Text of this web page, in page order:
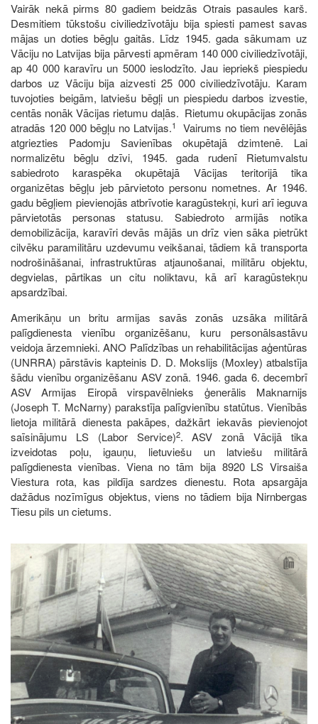
Vairāk nekā pirms 80 gadiem beidzās Otrais pasaules karš.
Desmitiem tūkstošu civiliedzīvotāju bija spiesti pamest savas
mājas un doties bēgļu gaitās. Līdz 1945. gada sākumam uz
Vāciju no Latvijas bija pārvesti apmēram 140 000 civiliedzīvotāji,
ap 40 000 karavīru un 5000 ieslodzīto. Jau iepriekš piespiedu
darbos uz Vāciju bija aizvesti 25 000 civiliedzīvotāju. Karam
tuvojoties beigām, latviešu bēgļi un piespiedu darbos izvestie,
centās nonāk Vācijas rietumu daļās. Rietumu okupācijas zonās
atradās 120 000 bēgļu no Latvijas.1
Vairums no tiem nevēlējās
atgriezties Padomju Savienības okupētajā dzimtenē. Lai
normalizētu bēgļu dzīvi, 1945. gada rudenī Rietumvalstu
sabiedroto karaspēka okupētajā Vācijas teritorijā tika
organizētas bēgļu jeb pārvietoto personu nometnes. Ar 1946.
gadu bēgļiem pievienojās atbrīvotie karagūstekņi, kuri arī ieguva
pārvietotās personas statusu. Sabiedroto armijās notika
demobilizācija, karavīri devās mājās un drīz vien sāka pietrūkt
cilvēku paramilitāru uzdevumu veikšanai, tādiem kā transporta
nodrošināšanai, infrastruktūras atjaunošanai, militāru objektu,
degvielas, pārtikas un citu noliktavu, kā arī karagūstekņu
apsardzībai.
Amerikāņu un britu armijas savās zonās uzsāka militārā
palīgdienesta vienību organizēšanu, kuru personālsastāvu
veidoja ārzemnieki. ANO Palīdzības un rehabilitācijas aģentūras
(UNRRA) pārstāvis kapteinis D. D. Mokslijs (Moxley) atbalstīja
šādu vienību organizēšanu ASV zonā. 1946. gada 6. decembrī
ASV Armijas Eiropā virspavēlnieks ģenerālis Maknarnijs
(Joseph T. McNarny) parakstīja palīgvienību statūtus. Vienībās
lietoja militārā dienesta pakāpes, dažkārt iekavās pievienojot
saīsinājumu LS (Labor Service)2. ASV zonā Vācijā tika
izveidotas poļu, igauņu, lietuviešu un latviešu militārā
palīgdienesta vienības. Viena no tām bija 8920 LS Virsaiša
Viestura rota, kas pildīja sardzes dienestu. Rota apsargāja
dažādus nozīmīgus objektus, viens no tādiem bija Nirnbergas
Tiesu pils un cietums.
Image